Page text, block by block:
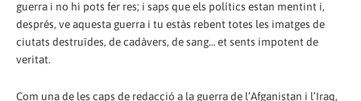
guerra i no hi pots fer res; i saps que els polítics estan mentint i,
després, ve aquesta guerra i tu estàs rebent totes les imatges de
ciutats destruïdes, de cadàvers, de sang… et sents impotent de
veritat.
Com una de les caps de redacció a la guerra de l’Afganistan i l’Iraq,